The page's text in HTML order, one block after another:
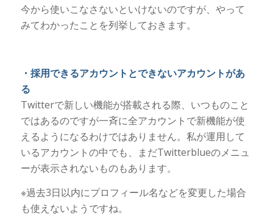
今から使いこなさないといけないのですが、やって
みてわかったことを列挙しておきます。
・採用できるアカウントとできないアカウントがあ
る
Twitterで新しい機能が搭載される際、いつものこと
ではあるのですが一斉に全アカウントで新機能が使
えるようになるわけではありません。私が運用して
いるアカウントの中でも、まだTwitterblueのメニュ
ーが表示されないものもあります。
※過去3日以内にプロフィール名などを変更した場合
も使えないようですね。